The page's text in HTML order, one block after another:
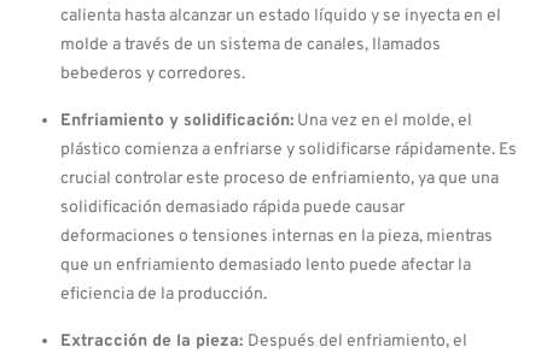
calienta hasta alcanzar un estado líquido y se inyecta en el
molde a través de un sistema de canales, llamados
bebederos y corredores.
Enfriamiento y solidificación:Una vez en el molde, el
plástico comienza a enfriarse y solidificarse rápidamente. Es
crucial controlar este proceso de enfriamiento, ya que una
solidificación demasiado rápida puede causar
deformaciones o tensiones internas en la pieza, mientras
que un enfriamiento demasiado lento puede afectar la
eficiencia de la producción.
Extracción de la pieza: Después del enfriamiento, el